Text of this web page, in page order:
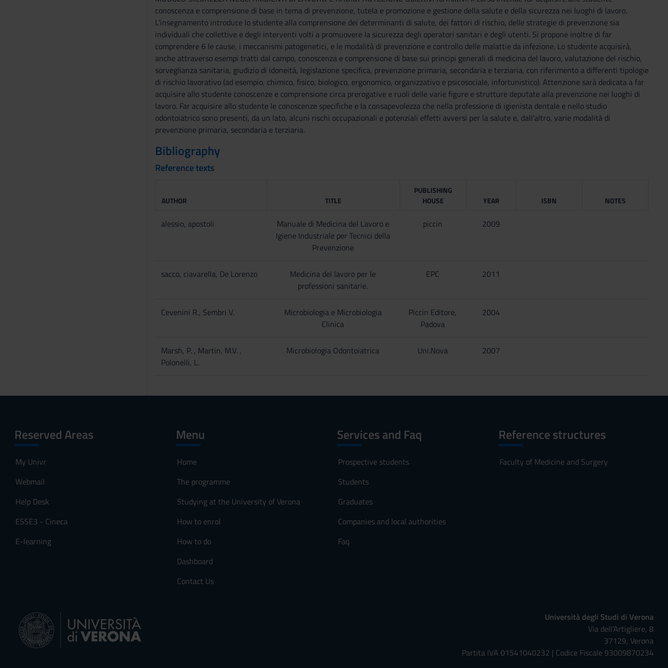
conoscenza e comprensione di base in tema di prevenzione, tutela e promozione e gestione della salute e della sicurezza nei luoghi di lavoro.
L’insegnamento introduce lo studente alla comprensione dei determinanti di salute, dei fattori di rischio, delle strategie di prevenzione sia
individuali che collettive e degli interventi volti a promuovere la sicurezza degli operatori sanitari e degli utenti. Si propone inoltre di far
comprendere 6 le cause, i meccanismi patogenetici, e le modalità di prevenzione e controllo delle malattie da infezione. Lo studente acquisirà,
anche attraverso esempi tratti dal campo, conoscenza e comprensione di base sui principi generali di medicina del lavoro, valutazione del rischio,
sorveglianza sanitaria, giudizio di idoneità, legislazione specifica, prevenzione primaria, secondaria e terziaria, con riferimento a differenti tipologie
di rischio lavorativo (ad esempio, chimico, fisico, biologico, ergonomico, organizzativo e psicosociale, infortunistico). Attenzione sarà dedicata a far
acquisire allo studente conoscenze e comprensione circa prerogative e ruoli delle varie figure e strutture deputate alla prevenzione nei luoghi di
lavoro. Far acquisire allo studente le conoscenze specifiche e la consapevolezza che nella professione di igienista dentale e nello studio
odontoiatrico sono presenti, da un lato, alcuni rischi occupazionali e potenziali effetti avversi per la salute e, dall’altro, varie modalità di
prevenzione primaria, secondaria e terziaria.
Bibliography
Reference texts
AUTHOR TITLE
PUBLISHING
HOUSE
YEAR ISBN NOTES
alessio, apostoli
Manuale di Medicina del Lavoro e
Igiene Industriale per Tecnici della
Prevenzione
piccin 2009
sacco, ciavarella, De Lorenzo
Medicina del lavoro per le
professioni sanitarie.
EPC 2011
Cevenini R., Sembri V.
Microbiologia e Microbiologia
Clinica
Piccin Editore,
Padova
2004
Marsh, P. , Martin, M.V. ,
Polonelli, L.
Microbiologia Odontoiatrica Uni.Nova 2007
Reserved Areas
My Univr
Webmail
Help Desk
ESSE3 - Cineca
E-learning
Menu
Home
The programme
Studying at the University of Verona
How to enrol
How to do
Dashboard
Contact Us
Services and Faq
Prospective students
Students
Graduates
Companies and local authorities
Faq
Reference structures
Faculty of Medicine and Surgery
Università degli Studi di Verona
Via dell'Artigliere, 8
37129, Verona
Partita IVA 01541040232 | Codice Fiscale 93009870234